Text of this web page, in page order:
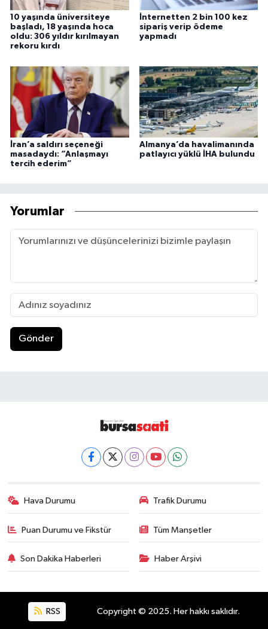
10 yaşında üniversiteye
başladı, 18 yaşında hoca
oldu: 306 yıldır kırılmayan
rekoru kırdı
İnternetten 2 bin 100 kez
sipariş verip ödeme
yapmadı
İran’a saldırı seçeneği
masadaydı: “Anlaşmayı
tercih ederim”
Almanya’da havalimanında
patlayıcı yüklü İHA bulundu
Yorumlar
Gönder
Hava Durumu Trafik Durumu
Puan Durumu ve Fikstür Tüm Manşetler
Son Dakika Haberleri Haber Arşivi
RSS Copyright © 2025. Her hakkı saklıdır.